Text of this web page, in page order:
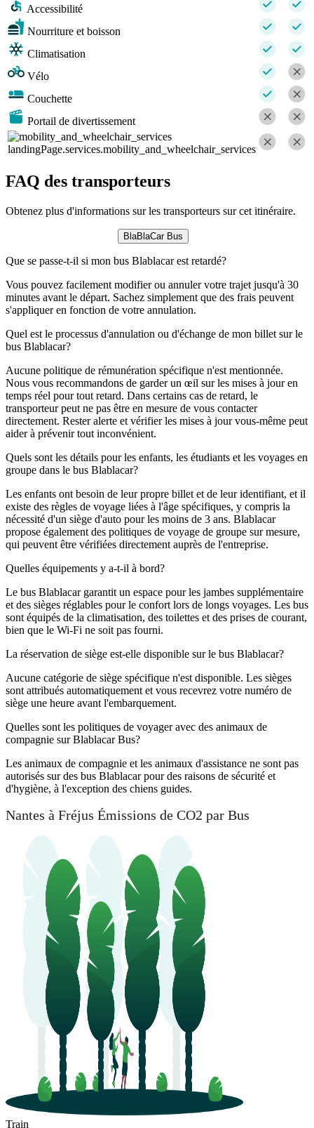
Accessibilité
Nourriture et boisson
Climatisation
Vélo
Couchette
Portail de divertissement
landingPage.services.mobility_and_wheelchair_services
FAQ des transporteurs
Obtenez plus d'informations sur les transporteurs sur cet itinéraire.
BlaBlaCar Bus
Que se passe-t-il si mon bus Blablacar est retardé?
Vous pouvez facilement modifier ou annuler votre trajet jusqu'à 30
minutes avant le départ. Sachez simplement que des frais peuvent
s'appliquer en fonction de votre annulation.
Quel est le processus d'annulation ou d'échange de mon billet sur le
bus Blablacar?
Aucune politique de rémunération spécifique n'est mentionnée.
Nous vous recommandons de garder un œil sur les mises à jour en
temps réel pour tout retard. Dans certains cas de retard, le
transporteur peut ne pas être en mesure de vous contacter
directement. Rester alerte et vérifier les mises à jour vous-même peut
aider à prévenir tout inconvénient.
Quels sont les détails pour les enfants, les étudiants et les voyages en
groupe dans le bus Blablacar?
Les enfants ont besoin de leur propre billet et de leur identifiant, et il
existe des règles de voyage liées à l'âge spécifiques, y compris la
nécessité d'un siège d'auto pour les moins de 3 ans. Blablacar
propose également des politiques de voyage de groupe sur mesure,
qui peuvent être vérifiées directement auprès de l'entreprise.
Quelles équipements y a-t-il à bord?
Le bus Blablacar garantit un espace pour les jambes supplémentaire
et des sièges réglables pour le confort lors de longs voyages. Les bus
sont équipés de la climatisation, des toilettes et des prises de courant,
bien que le Wi-Fi ne soit pas fourni.
La réservation de siège est-elle disponible sur le bus Blablacar?
Aucune catégorie de siège spécifique n'est disponible. Les sièges
sont attribués automatiquement et vous recevrez votre numéro de
siège une heure avant l'embarquement.
Quelles sont les politiques de voyager avec des animaux de
compagnie sur Blablacar Bus?
Les animaux de compagnie et les animaux d'assistance ne sont pas
autorisés sur des bus Blablacar pour des raisons de sécurité et
d'hygiène, à l'exception des chiens guides.
Nantes à Fréjus Émissions de CO2 par Bus
Train